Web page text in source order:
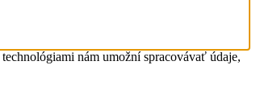
nám umožní spracovávať údaje,